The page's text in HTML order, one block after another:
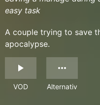
easy task
A couple trying to save
apocalypse.
VOD Alternativ